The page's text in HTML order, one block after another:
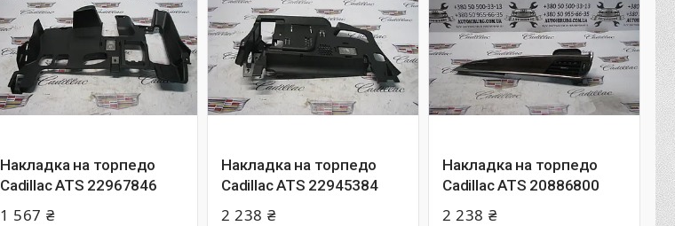
Накладка на торпедо
Cadillac ATS 22967846
1 567 ₴
Накладка на торпедо
Cadillac ATS 22945384
2 238 ₴
Накладка на торпедо
Cadillac ATS 20886800
2 238 ₴